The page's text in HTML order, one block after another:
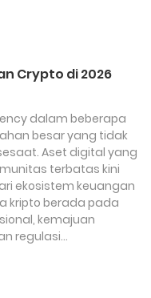
Crypto di 2026
dalam beberapa
besar yang tidak
Aset digital yang
terbatas kini
ekosistem keuangan
kripto berada pada
kemajuan
regulasi…